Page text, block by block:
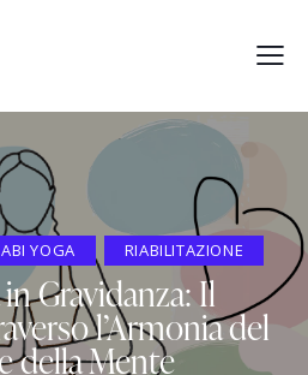
YOGA RIABILITAZIONE
Gravidanza: Il
l’Armonia del
della Mente